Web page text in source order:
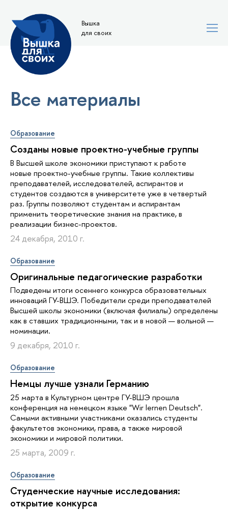
Вышка
для своих
Все материалы
Образование
Созданы новые проектно-учебные группы
В Высшей школе экономики приступают к работе
новые проектно-учебные группы. Такие коллективы
преподавателей, исследователей, аспирантов и
студентов создаются в университете уже в четвертый
раз. Группы позволяют студентам и аспирантам
применить теоретические знания на практике, в
реализации бизнес-проектов.
24 декабря, 2010 г.
Образование
Оригинальные педагогические разработки
Подведены итоги осеннего конкурса образовательных
инноваций ГУ-ВШЭ. Победители среди преподавателей
Высшей школы экономики (включая филиалы) определены
как в ставших традиционными, так и в новой — вольной —
номинации.
9 декабря, 2010 г.
Образование
Немцы лучше узнали Германию
25 марта в Культурном центре ГУ-ВШЭ прошла
конференция на немецком языке "Wir lernen Deutsch".
Самыми активными участниками оказались студенты
факультетов экономики, права, а также мировой
экономики и мировой политики.
25 марта, 2009 г.
Образование
Студенческие научные исследования:
открытие конкурса